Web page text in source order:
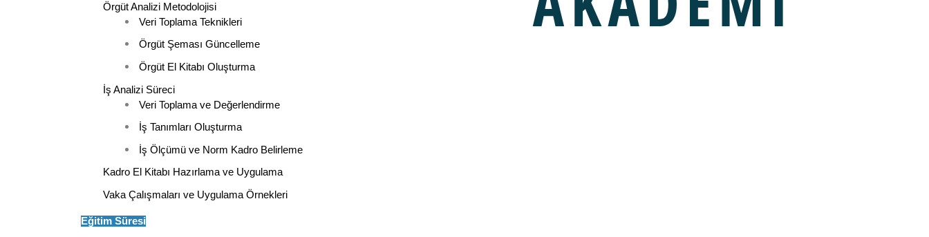
Örgüt Analizi Metodolojisi
Veri Toplama Teknikleri
Örgüt Şeması Güncelleme
Örgüt El Kitabı Oluşturma
İş Analizi Süreci
Veri Toplama ve Değerlendirme
İş Tanımları Oluşturma
İş Ölçümü ve Norm Kadro Belirleme
Kadro El Kitabı Hazırlama ve Uygulama
Vaka Çalışmaları ve Uygulama Örnekleri
Eğitim Süresi